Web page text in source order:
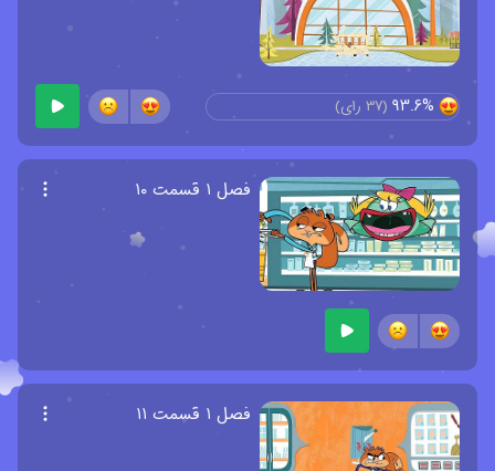
93.6%
(
37 رای)
فصل ۱ قسمت ۱۰
فصل ۱ قسمت ۱۱